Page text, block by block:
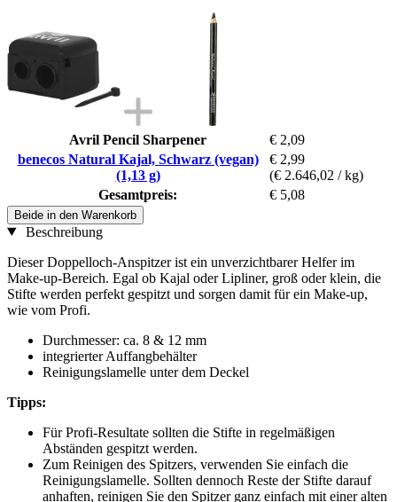
Avril Pencil Sharpener
€ 2,09
benecos Natural Kajal, Schwarz (vegan)
(1,13 g)
€ 2,99
(€ 2.646,02 / kg)
Gesamtpreis:
€ 5,08
Beide in den Warenkorb
Beschreibung
Dieser Doppelloch-Anspitzer ist ein unverzichtbarer Helfer im
Make-up-Bereich. Egal ob Kajal oder Lipliner, groß oder klein, die
Stifte werden perfekt gespitzt und sorgen damit für ein Make-up,
wie vom Profi.
Durchmesser: ca. 8 & 12 mm
integrierter Auffangbehälter
Reinigungslamelle unter dem Deckel
Tipps:
Für Profi-Resultate sollten die Stifte in regelmäßigen
Abständen gespitzt werden.
Zum Reinigen des Spitzers, verwenden Sie einfach die
Reinigungslamelle. Sollten dennoch Reste der Stifte darauf
anhaften, reinigen Sie den Spitzer ganz einfach mit einer alten